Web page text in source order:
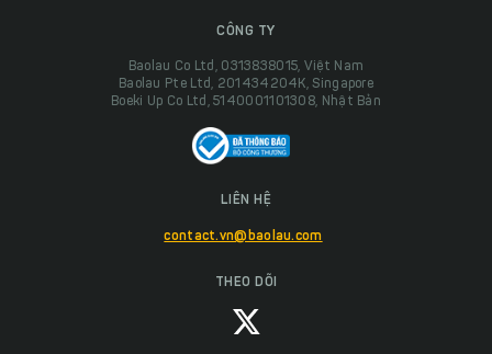
CÔNG TY
Baolau Co Ltd, 0313838015, Việt Nam
Baolau Pte Ltd, 201434204K, Singapore
Boeki Up Co Ltd, 5140001101308, Nhật Bản
LIÊN HỆ
contact.vn@baolau.com
THEO DÕI